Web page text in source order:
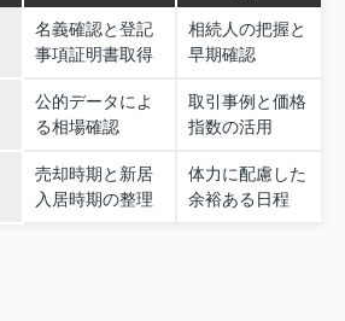
名義確認と登記
事項証明書取得
相続人の把握と
早期確認
公的データによ
る相場確認
取引事例と価格
指数の活用
売却時期と新居
入居時期の整理
体力に配慮した
余裕ある日程